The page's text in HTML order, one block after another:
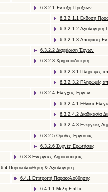
6.3.2.1 Ένταξη Πράξεων
6.3.2.1.1 Εκδοση
6.3.2.1.2 Αξιολόγηση
6.3.2.1.3 Απόφαση
6.3.2.2 Διαχείριση Έργων
6.3.2.3 Χρηματοδότηση
6.3.2.3.1 Πληρωμές
6.3.2.3.2 Πληρωμές
6.3.2.4 Έλεγχος Έργων
6.3.2.4.1 Εθνικά
6.3.2.4.2 Διαδικασία
6.3.2.4.3 Ενέργειες
6.3.2.5 Ομάδες Εργασίας
6.3.2.6 Συχνές Ερωτήσεις
6.3.3 Ενέργειες Δημοσιότητας
6.4 Παρακολούθηση & Αξιολόγηση
6.4.1 Επιτροπή Παρακολούθησης
6.4.1.1 Μέλη ΕπΠα